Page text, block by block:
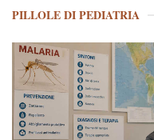
PILLOLE DI PEDIATRIA